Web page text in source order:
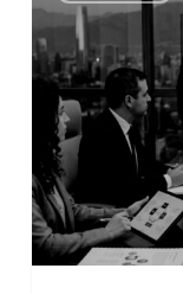
Calidad;
Legal,
Tributario
Laboral
en
2026